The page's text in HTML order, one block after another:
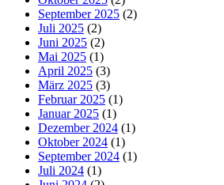
September 2025 (2)
Juli 2025 (2)
Juni 2025 (2)
Mai 2025 (1)
April 2025 (3)
März 2025 (3)
Februar 2025 (1)
Januar 2025 (1)
Dezember 2024 (1)
Oktober 2024 (1)
September 2024 (1)
Juli 2024 (1)